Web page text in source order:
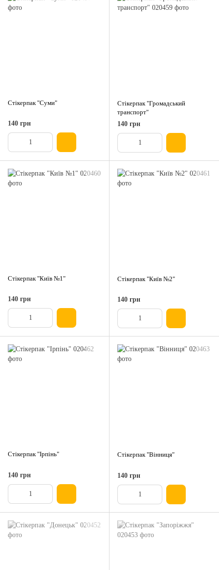
Стікерпак "Суми"
140 грн
Стікерпак "Громадський
транспорт"
140 грн
Стікерпак "Київ №1"
140 грн
Стікерпак "Київ №2"
140 грн
Стікерпак "Ірпінь"
140 грн
Стікерпак "Вінниця"
140 грн